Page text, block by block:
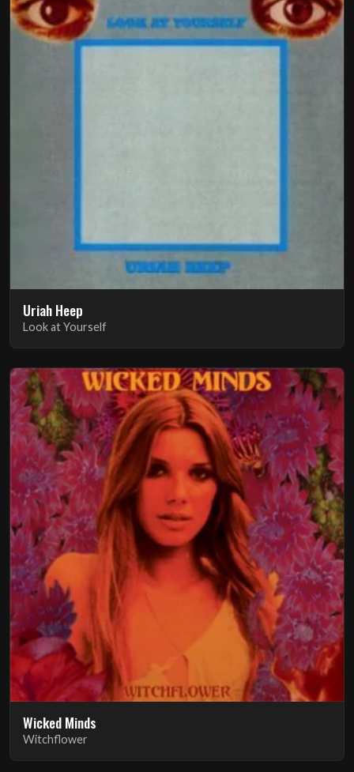
Uriah Heep
Look at Yourself
Wicked Minds
Witchflower